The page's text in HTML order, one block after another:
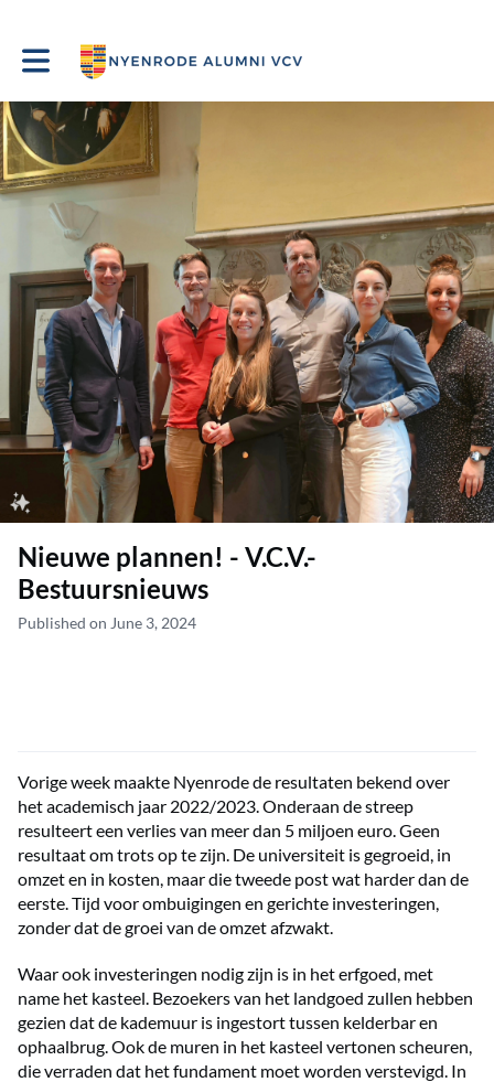
Toggle main navigation
Nieuwe plannen! - V.C.V.-
Bestuursnieuws
Published on June 3, 2024
Vorige week maakte Nyenrode de resultaten bekend over
het academisch jaar 2022/2023. Onderaan de streep
resulteert een verlies van meer dan 5 miljoen euro. Geen
resultaat om trots op te zijn. De universiteit is gegroeid, in
omzet en in kosten, maar die tweede post wat harder dan de
eerste. Tijd voor ombuigingen en gerichte investeringen,
zonder dat de groei van de omzet afzwakt.
Waar ook investeringen nodig zijn is in het erfgoed, met
name het kasteel. Bezoekers van het landgoed zullen hebben
gezien dat de kademuur is ingestort tussen kelderbar en
ophaalbrug. Ook de muren in het kasteel vertonen scheuren,
die verraden dat het fundament moet worden verstevigd. In